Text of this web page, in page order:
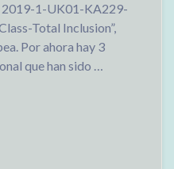
2019-1-UK01-KA229-
Total Inclusion”,
Por ahora hay 3
que han sido …